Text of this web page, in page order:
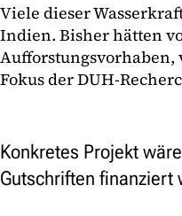
Viele dieser
Indien. Bisher hätten
Fokus der DUH-
Konkretes Projekt
Gutschriften finanziert